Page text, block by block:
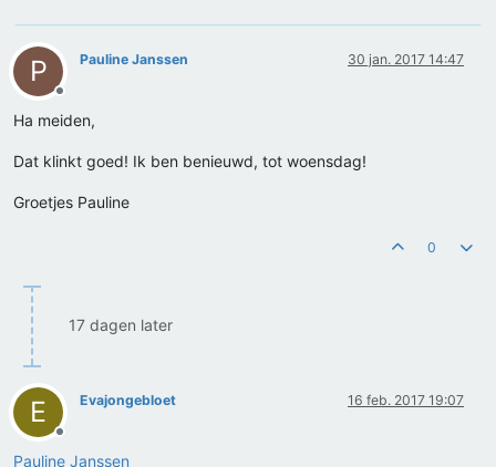
P
Offline
Pauline Janssen 30 jan. 2017 14:47
Ha meiden,
Dat klinkt goed! Ik ben benieuwd, tot woensdag!
Groetjes Pauline
0
17 dagen later
E
Offline
Evajongebloet 16 feb. 2017 19:07
Pauline Janssen